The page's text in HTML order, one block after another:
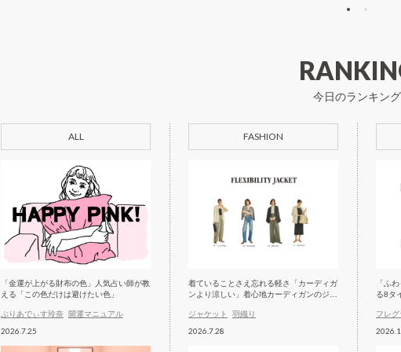
今日のランキング
ALL
「金運が上がる財布の色」人気占い師が教
える「この色だけは避けたい色」
ぷりあでぃす玲奈 開運マニュアル
2026.7.25
FASHION
着ていることさえ忘れる軽さ「カーディガ
ンより涼しい」着心地カーディガンのジャ
ジャケット
羽織り
2026.7.28
「ふ
る8タ
フレ